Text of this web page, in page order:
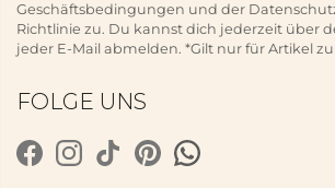
Geschäftsbedingungen und der
Richtlinie zu. Du kannst dich jederzeit über
jeder E-Mail abmelden. *Gilt nur für Artikel
FOLGE UNS